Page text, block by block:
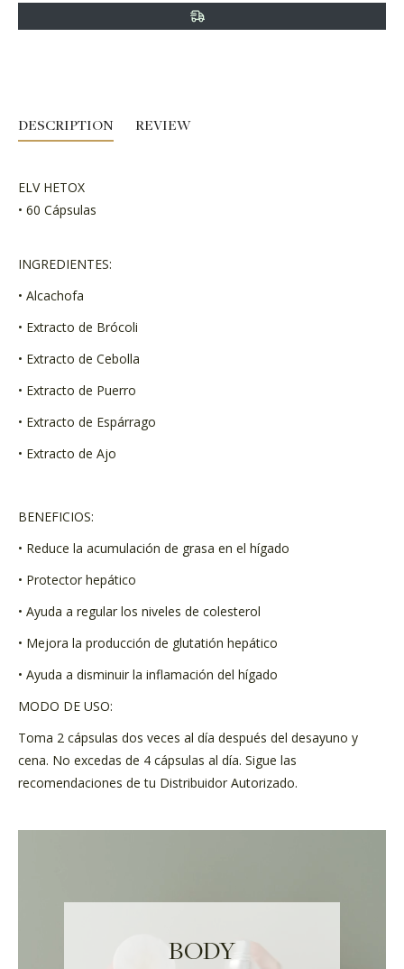
DESCRIPTION REVIEW
ELV HETOX
• 60 Cápsulas
INGREDIENTES:
• Alcachofa
• Extracto de Brócoli
• Extracto de Cebolla
• Extracto de Puerro
• Extracto de Espárrago
• Extracto de Ajo
BENEFICIOS:
• Reduce la acumulación de grasa en el hígado
• Protector hepático
• Ayuda a regular los niveles de colesterol
• Mejora la producción de glutatión hepático
• Ayuda a disminuir la inflamación del hígado
MODO DE USO:
Toma 2 cápsulas dos veces al día después del desayuno y
cena. No excedas de 4 cápsulas al día. Sigue las
recomendaciones de tu Distribuidor Autorizado.
BODY